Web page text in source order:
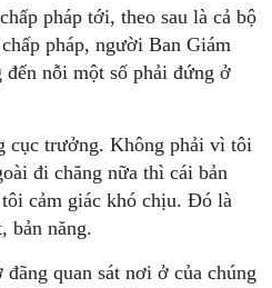
pháp tới, theo sau là cả bộ
pháp, người Ban Giám
nỗi một số phải đứng ở
cục trưởng. Không phải vì tôi
đi chăng nữa thì cái bản
cảm giác khó chịu. Ðó là
bản năng.
quan sát nơi ở của chúng